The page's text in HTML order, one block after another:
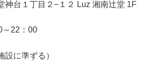
神台１丁目２−１２ Luz 湘南辻堂 1F
～22：00
設に準ずる）